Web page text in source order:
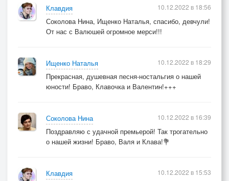
Клавдия
Соколова Нина, Ищенко Наталья, спасибо, девчули!
От нас с Валюшей огромное мерси!!!
10.12.2022 в 18:56
Ищенко Наталья
Прекрасная, душевная песня-ностальгия о нашей
юности! Браво, Клавочка и Валентин!+++
10.12.2022 в 18:29
Соколова Нина
Поздравляю с удачной премьерой! Так трогательно
о нашей жизни! Браво, Валя и Клава!💐
10.12.2022 в 16:39
Клавдия
10.12.2022 в 15:53